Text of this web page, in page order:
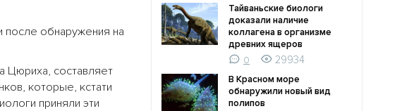
после обнаружения на
Цюриха, составляет
которые, кстати
приняли эти
Тайваньские биологи
доказали наличие
коллагена в организме
древних ящеров
0
29934
В Красном море
обнаружили новый вид
полипов